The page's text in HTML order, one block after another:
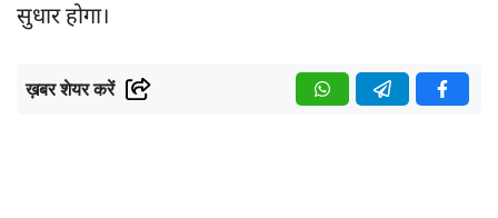
सुधार होगा।
ख़बर शेयर करें